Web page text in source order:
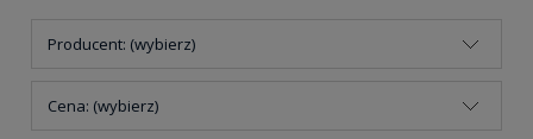
Producent: (wybierz)
Cena: (wybierz)